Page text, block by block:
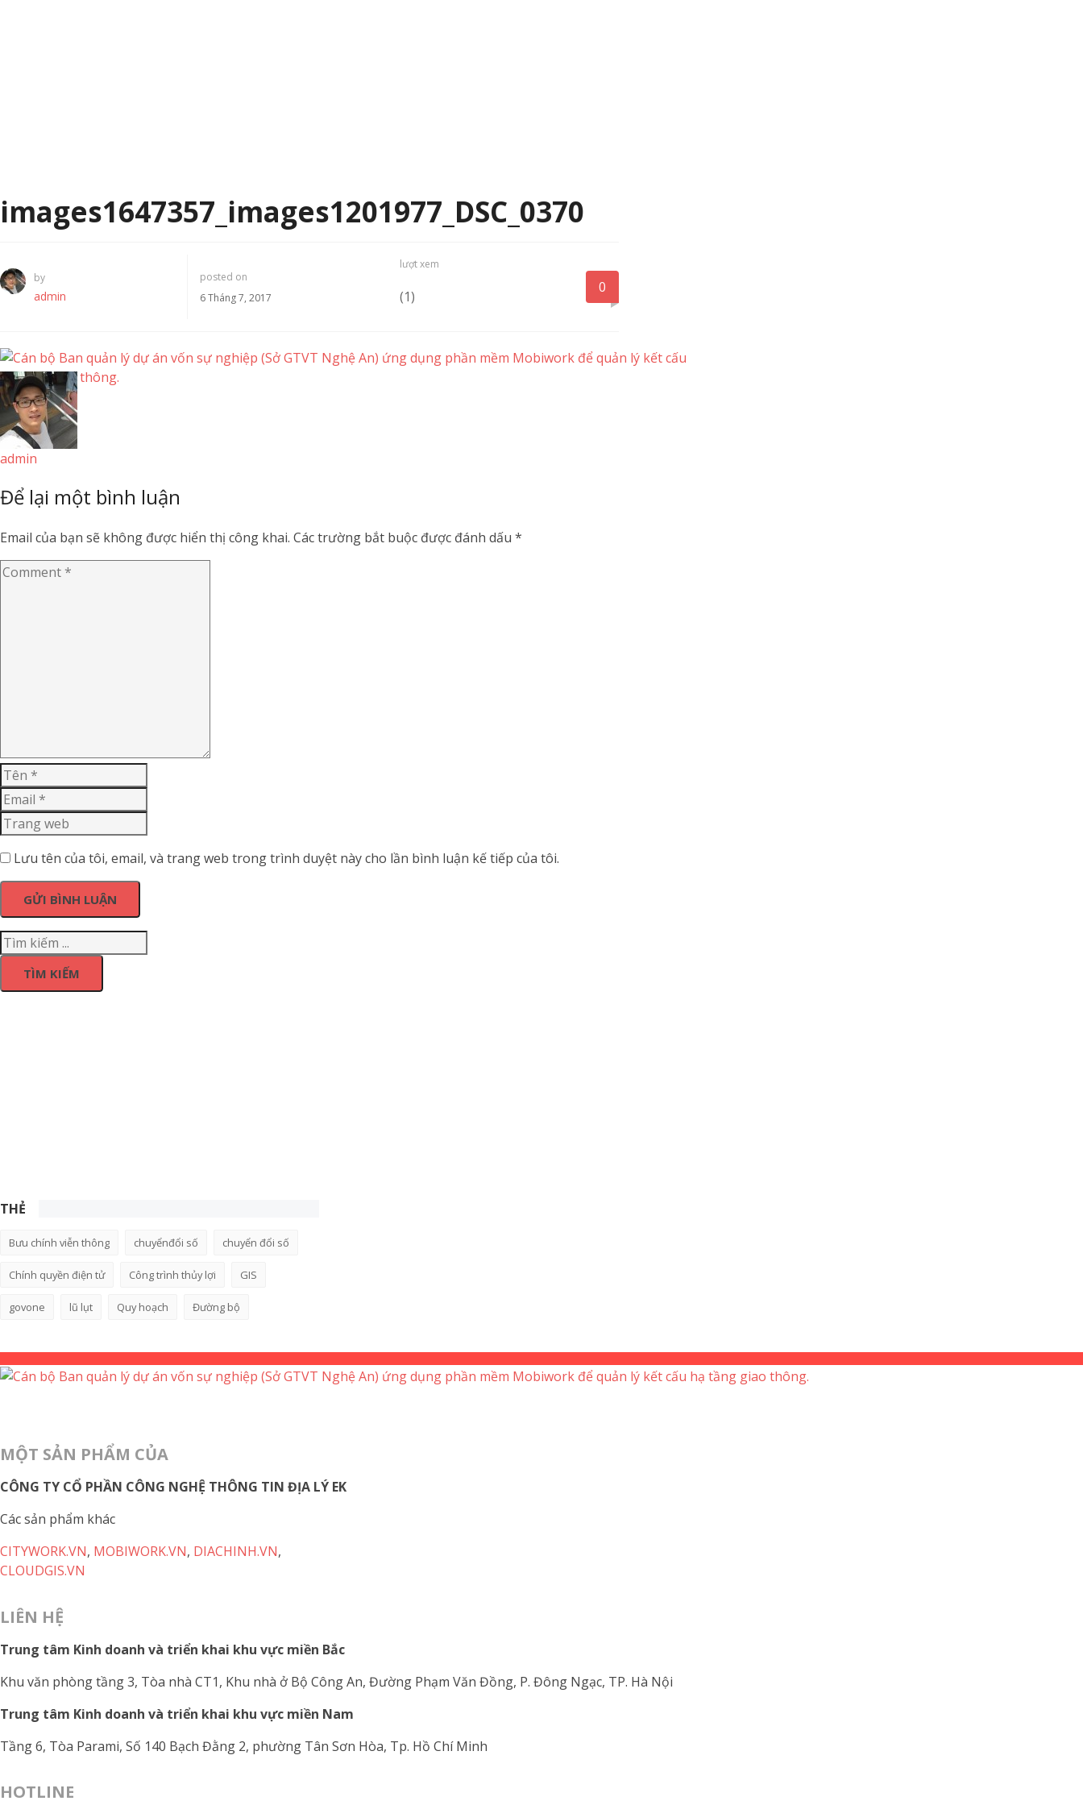
images1647357_images1201977_DSC_0370
by
admin
posted on
6 Tháng 7, 2017
lượt xem
(1)
0
admin
Để lại một bình luận
Email của bạn sẽ không được hiển thị công khai. Các trường bắt buộc được đánh dấu *
Lưu tên của tôi, email, và trang web trong trình duyệt này cho lần bình luận kế tiếp của tôi.
TÌM KIẾM
THẺ
Bưu chính viễn thông chuyểnđổi số chuyển đổi số
Chính quyền điện tử Công trình thủy lợi GIS
govone lũ lụt Quy hoạch Đường bộ
MỘT SẢN PHẨM CỦA
CÔNG TY CỔ PHẦN CÔNG NGHỆ THÔNG TIN ĐỊA LÝ EK
Các sản phẩm khác
CITYWORK.VN, MOBIWORK.VN, DIACHINH.VN,
CLOUDGIS.VN
LIÊN HỆ
Trung tâm Kinh doanh và triển khai khu vực miền Bắc
Khu văn phòng tầng 3, Tòa nhà CT1, Khu nhà ở Bộ Công An, Đường Phạm Văn Đồng, P. Đông Ngạc, TP. Hà Nội
Trung tâm Kinh doanh và triển khai khu vực miền Nam
Tầng 6, Tòa Parami, Số 140 Bạch Đằng 2, phường Tân Sơn Hòa, Tp. Hồ Chí Minh
HOTLINE